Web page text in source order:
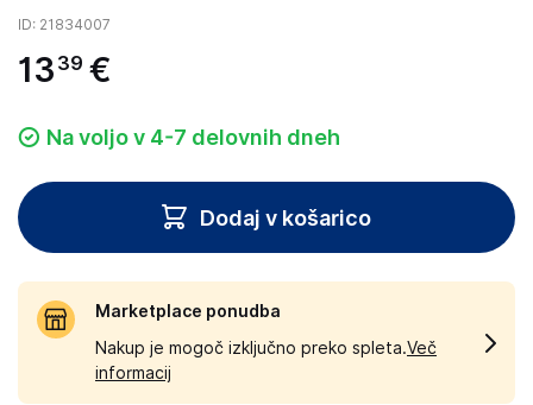
ID: 21834007
13 39 €
Na voljo v 4-7 delovnih dneh
Dodaj v košarico
Marketplace ponudba
Nakup je mogoč izključno preko spleta.Več
informacij